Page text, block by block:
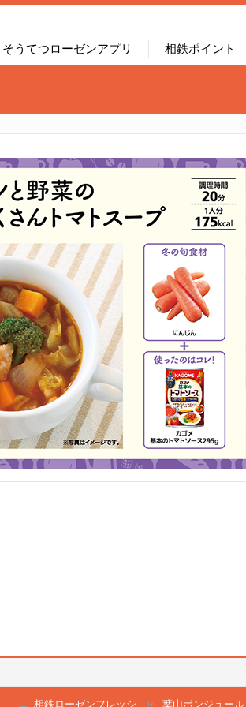
そうてつローゼンアプリ 相鉄ポイント
相鉄ローゼンフレッシ 葉山ボンジュール